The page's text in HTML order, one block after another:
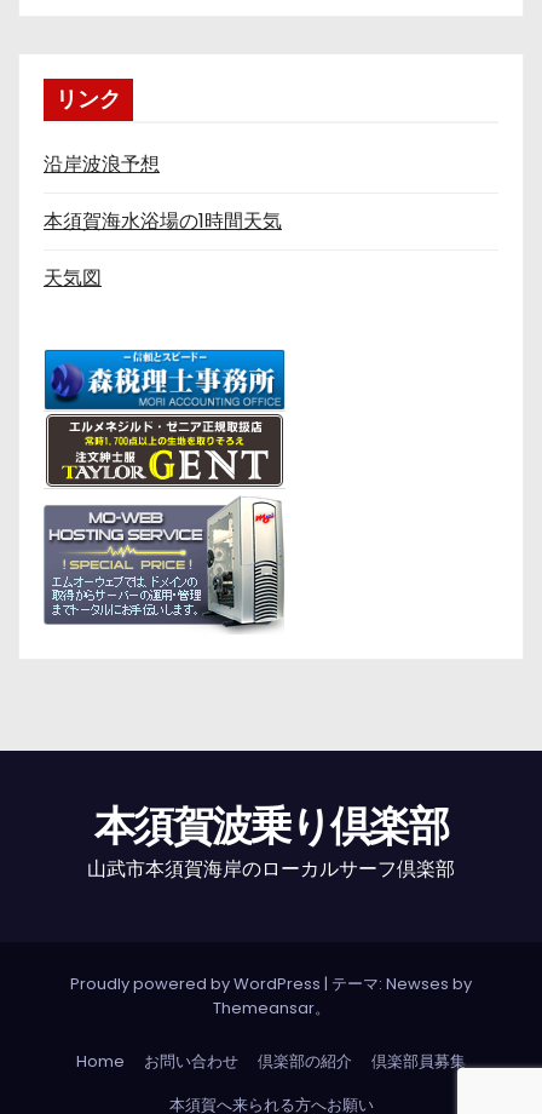
リンク
沿岸波浪予想
本須賀海水浴場の1時間天気
天気図
本須賀波乗り倶楽部
山武市本須賀海岸のローカルサーフ倶楽部
Proudly powered by WordPress | テーマ: Newses by
Themeansar。
Home お問い合わせ 倶楽部の紹介
倶楽部員募集
本須賀へ来られる方へお願い